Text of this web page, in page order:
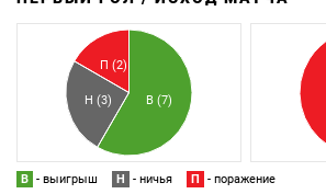
В (7)
Н (3)
П (2)
В - выигрыш Н - ничья П - поражение